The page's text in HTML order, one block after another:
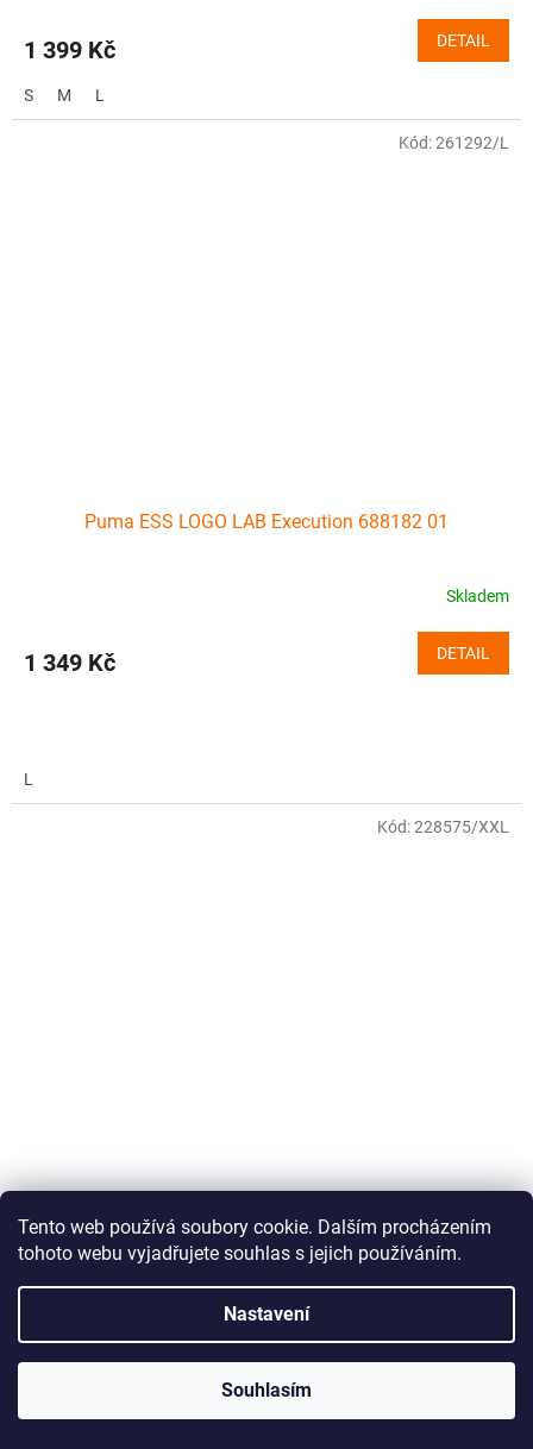
Tento web používá soubory cookie. Dalším procházením
tohoto webu vyjadřujete souhlas s jejich používáním.
Nastavení
Souhlasím
1 399 Kč DETAIL
S M L
Puma ESS LOGO LAB Execution 688182 01
Skladem
1 349 Kč DETAIL
L
Kód:261292/L
1 299 Kč DETAIL
Kód:228575/XXL